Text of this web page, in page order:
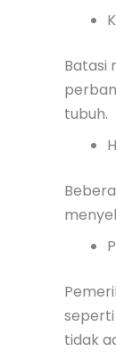
Batasi
tubuh.
tidak